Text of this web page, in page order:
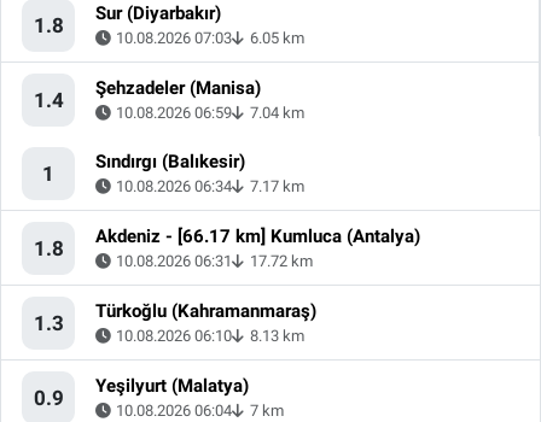
1.8 Sur (Diyarbakır)
10.08.2026 07:03 6.05 km
1.4 Şehzadeler (Manisa)
10.08.2026 06:59 7.04 km
1 Sındırgı (Balıkesir)
10.08.2026 06:34 7.17 km
1.8 Akdeniz - [66.17 km] Kumluca (Antalya)
10.08.2026 06:31 17.72 km
1.3 Türkoğlu (Kahramanmaraş)
10.08.2026 06:10 8.13 km
0.9 Yeşilyurt (Malatya)
10.08.2026 06:04 7 km